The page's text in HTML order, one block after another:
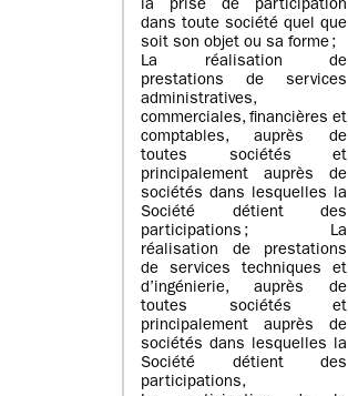
la prise de participation
dans toute société quel que
soit son objet ou sa forme ;
La réalisation de
prestations de services
administratives,
commerciales, financières et
comptables, auprès de
toutes sociétés et
principalement auprès de
sociétés dans lesquelles la
Société détient des
participations ; La
réalisation de prestations
de services techniques et
d’ingénierie, auprès de
toutes sociétés et
principalement auprès de
sociétés dans lesquelles la
Société détient des
participations,